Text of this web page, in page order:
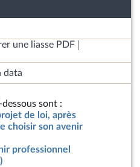
une liasse PDF
data
sont :
de loi, après
choisir son avenir
professionnel